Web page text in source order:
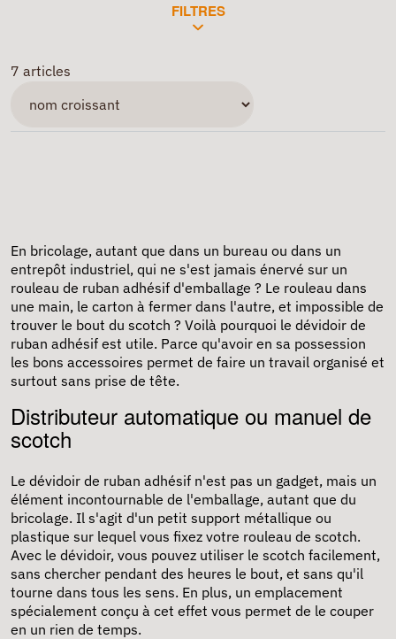
FILTRES
7 articles
En bricolage, autant que dans un bureau ou dans un
entrepôt industriel, qui ne s'est jamais énervé sur un
rouleau de ruban adhésif d'emballage ? Le rouleau dans
une main, le carton à fermer dans l'autre, et impossible de
trouver le bout du scotch ? Voilà pourquoi le dévidoir de
ruban adhésif est utile. Parce qu'avoir en sa possession
les bons accessoires permet de faire un travail organisé et
surtout sans prise de tête.
Distributeur automatique ou manuel de
scotch
Le dévidoir de ruban adhésif n'est pas un gadget, mais un
élément incontournable de l'emballage, autant que du
bricolage. Il s'agit d'un petit support métallique ou
plastique sur lequel vous fixez votre rouleau de scotch.
Avec le dévidoir, vous pouvez utiliser le scotch facilement,
sans chercher pendant des heures le bout, et sans qu'il
tourne dans tous les sens. En plus, un emplacement
spécialement conçu à cet effet vous permet de le couper
en un rien de temps.